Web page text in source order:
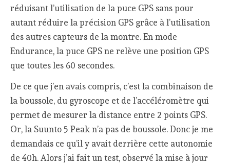
réduisant l’utilisation de la puce GPS sans pour
autant réduire la précision GPS grâce à l’utilisation
des autres capteurs de la montre. En mode
Endurance, la puce GPS ne relève une position GPS
que toutes les 60 secondes.
De ce que j’en avais compris, c’est la combinaison de
la boussole, du gyroscope et de l’accéléromètre qui
permet de mesurer la distance entre 2 points GPS.
Or, la Suunto 5 Peak n’a pas de boussole. Donc je me
demandais ce qu’il y avait derrière cette autonomie
de 40h. Alors j’ai fait un test, observé la mise à jour